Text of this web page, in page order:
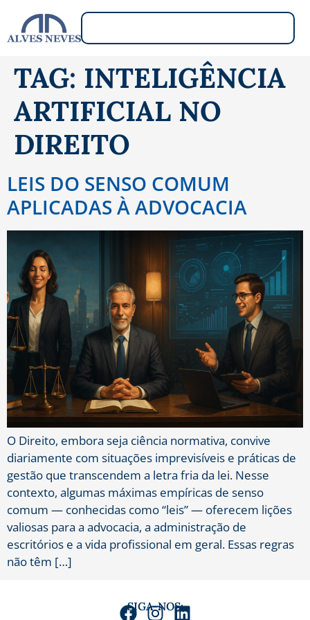
TAG: INTELIGÊNCIA
ARTIFICIAL NO
DIREITO
LEIS DO SENSO COMUM
APLICADAS À ADVOCACIA
O Direito, embora seja ciência normativa, convive
diariamente com situações imprevisíveis e práticas de
gestão que transcendem a letra fria da lei. Nesse
contexto, algumas máximas empíricas de senso
comum — conhecidas como “leis” — oferecem lições
valiosas para a advocacia, a administração de
escritórios e a vida profissional em geral. Essas regras
não têm […]
SIGA-NOS: